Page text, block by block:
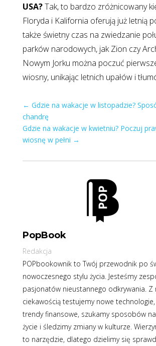
USA?Tak, to bardzo zróżnicowany
Floryda i Kalifornia oferują już letnią
także świetny czas na zwiedzanie
parków narodowych, jak Zion czy
Nowym Jorku można poczuć
wiosny, unikając letnich upałów i
← Gdzie na wakacje w listopadzie?
chandrę
Gdzie na wakacje w kwietniu? Poczuj
wiosnę w pełni →
PopBook
Redakcja
POPbookownik to Twój przewodnik po
nowoczesnego stylu życia. Jesteśmy
pasjonatów nieustannego odkrywania. Z
ciekawością testujemy nowe
trendy finansowe, szukamy sposobów
życie i śledzimy zmiany w kulturze.
to narzędzie, dlatego dzielimy się